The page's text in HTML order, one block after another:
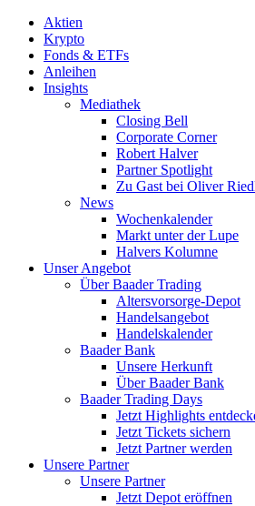
Aktien
Krypto
Fonds & ETFs
Anleihen
Insights
Mediathek
Closing Bell
Corporate Corner
Robert Halver
Partner Spotlight
Zu Gast bei Oliver
News
Wochenkalender
Markt unter der Lupe
Halvers Kolumne
Unser Angebot
Über Baader Trading
Altersvorsorge-Depot
Handelsangebot
Handelskalender
Baader Bank
Unsere Herkunft
Über Baader Bank
Baader Trading Days
Jetzt Highlights
Jetzt Tickets sichern
Jetzt Partner werden
Unsere Partner
Unsere Partner
Jetzt Depot eröffnen